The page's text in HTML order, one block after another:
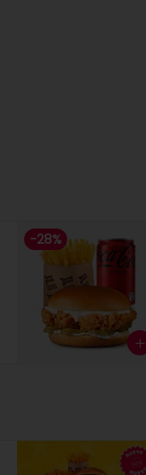
-28%